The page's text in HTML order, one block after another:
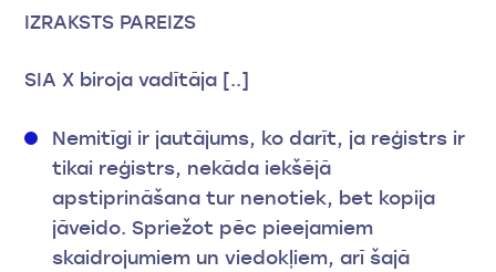
IZRAKSTS PAREIZS
SIA X biroja vadītāja [..]
Nemitīgi ir jautājums, ko darīt, ja reģistrs ir
tikai reģistrs, nekāda iekšējā
apstiprināšana tur nenotiek, bet kopija
jāveido. Spriežot pēc pieejamiem
skaidrojumiem un viedokļiem, arī šajā